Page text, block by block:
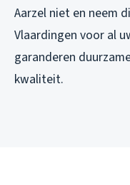
Aarzel niet en neem
Vlaardingen voor al
garanderen
kwaliteit.